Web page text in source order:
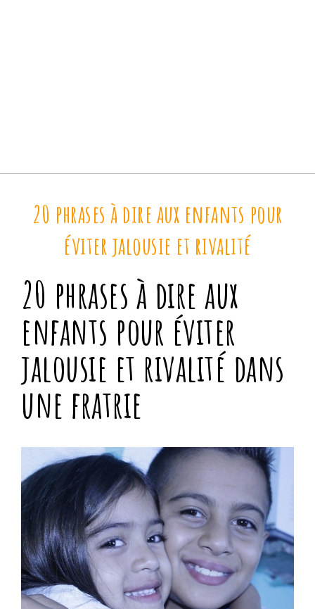
20 phrases à dire aux enfants pour
éviter jalousie et rivalité
20 phrases à dire aux
enfants pour éviter
jalousie et rivalité dans
une fratrie